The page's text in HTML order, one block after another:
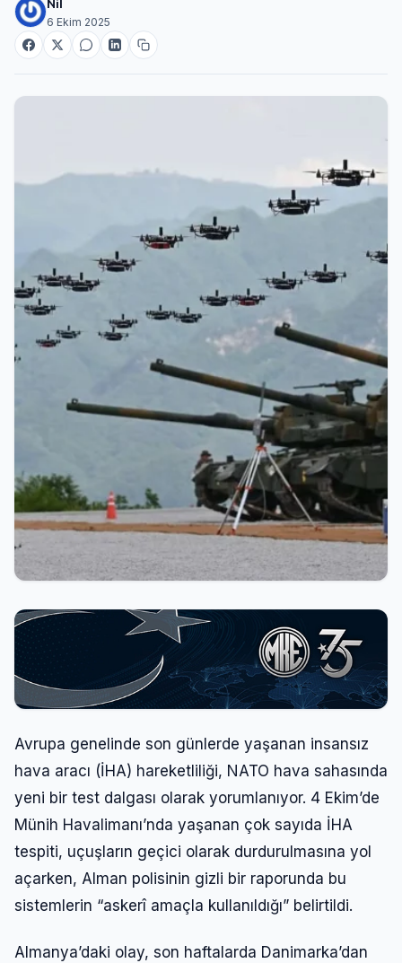
Nil
6 Ekim 2025
Avrupa genelinde son günlerde yaşanan insansız
hava aracı (İHA) hareketliliği, NATO hava sahasında
yeni bir test dalgası olarak yorumlanıyor. 4 Ekim’de
Münih Havalimanı’nda yaşanan çok sayıda İHA
tespiti, uçuşların geçici olarak durdurulmasına yol
açarken, Alman polisinin gizli bir raporunda bu
sistemlerin “askerî amaçla kullanıldığı” belirtildi.
Almanya’daki olay, son haftalarda Danimarka’dan